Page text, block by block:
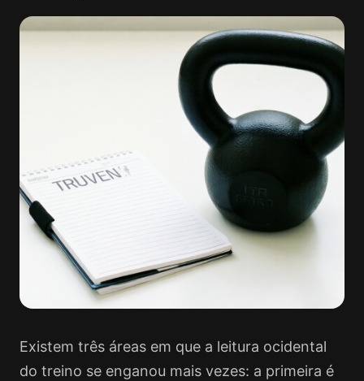
Existem três áreas em que a leitura ocidental
do treino se enganou mais vezes: a primeira é